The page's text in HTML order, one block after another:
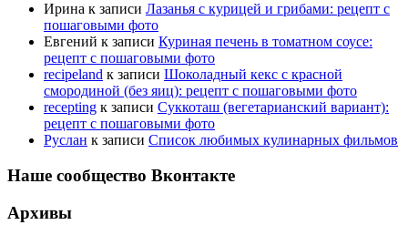
Ирина к записи Лазанья с курицей и грибами: рецепт с
пошаговыми фото
Евгений к записи Куриная печень в томатном соусе:
рецепт с пошаговыми фото
recipeland к записи Шоколадный кекс с красной
смородиной (без яиц): рецепт с пошаговыми фото
recepting к записи Суккоташ (вегетарианский вариант):
рецепт с пошаговыми фото
Руслан к записи Список любимых кулинарных фильмов
Наше сообщество Вконтакте
Архивы